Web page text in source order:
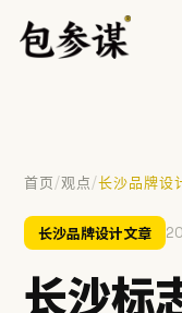
热门搜索
VI设计 空间设计
慧庭手写体
首页/观点/长沙品牌设
长沙品牌设计文章
长沙标